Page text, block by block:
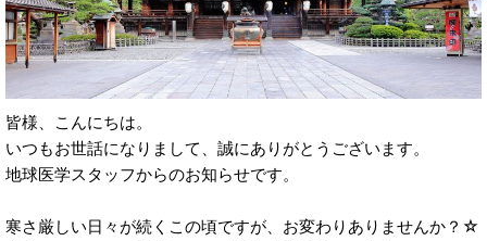
皆様、こんにちは。
いつもお世話になりまして、誠にありがとうございます。
地球医学スタッフからのお知らせです。
寒さ厳しい日々が続くこの頃ですが、お変わりありませんか？☆